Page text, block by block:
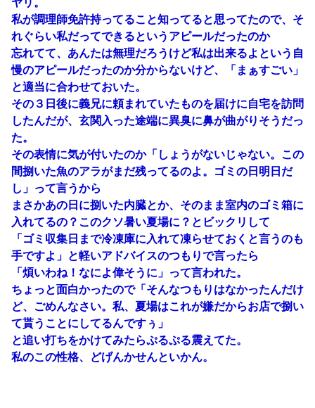
私が調理師免許持ってること知ってると思ってたので、そ
れぐらい私だってできるというアピールだったのか
忘れてて、あんたは無理だろうけど私は出来るよという自
慢のアピールだったのか分からないけど、「まぁすごい」
と適当に合わせておいた。
その３日後に義兄に頼まれていたものを届けに自宅を訪問
したんだが、玄関入った途端に異臭に鼻が曲がりそうだっ
た。
その表情に気が付いたのか「しょうがないじゃない。この
間捌いた魚のアラがまだ残ってるのよ。ゴミの日明日だ
し」って言うから
まさかあの日に捌いた内臓とか、そのまま室内のゴミ箱に
入れてるの？このクソ暑い夏場に？とビックリして
「ゴミ収集日まで冷凍庫に入れて凍らせておくと言うのも
手ですよ」と軽いアドバイスのつもりで言ったら
「煩いわね！なによ偉そうに」って言われた。
ちょっと面白かったので「そんなつもりはなかったんだけ
ど、ごめんなさい。私、夏場はこれが嫌だからお店で捌い
て貰うことにしてるんですぅ」
と追い打ちをかけてみたらぷるぷる震えてた。
私のこの性格、どげんかせんといかん。